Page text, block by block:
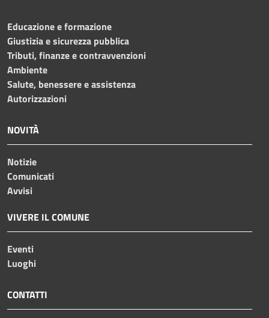
Educazione e formazione
Giustizia e sicurezza pubblica
Tributi, finanze e contravvenzioni
Ambiente
Salute, benessere e assistenza
Autorizzazioni
NOVITÀ
Notizie
Comunicati
Avvisi
VIVERE IL COMUNE
Eventi
Luoghi
CONTATTI